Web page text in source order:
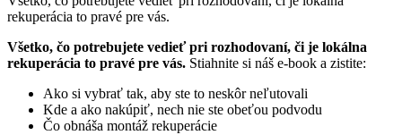
rekuperácia to pravé pre vás.
Všetko, čo potrebujete vedieť pri rozhodovaní, či je lokálna
rekuperácia to pravé pre vás. Stiahnite si náš e-book a zistite:
Ako si vybrať tak, aby ste to neskôr neľutovali
Kde a ako nakúpiť, nech nie ste obeťou podvodu
Čo obnáša montáž rekuperácie